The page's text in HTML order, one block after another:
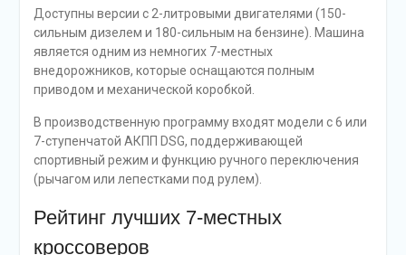
Доступны версии с 2-литровыми двигателями (150-
сильным дизелем и 180-сильным на бензине). Машина
является одним из немногих 7-местных
внедорожников, которые оснащаются полным
приводом и механической коробкой.
В производственную программу входят модели с 6 или
7-ступенчатой АКПП DSG, поддерживающей
спортивный режим и функцию ручного переключения
(рычагом или лепестками под рулем).
Рейтинг лучших 7-местных
кроссоверов